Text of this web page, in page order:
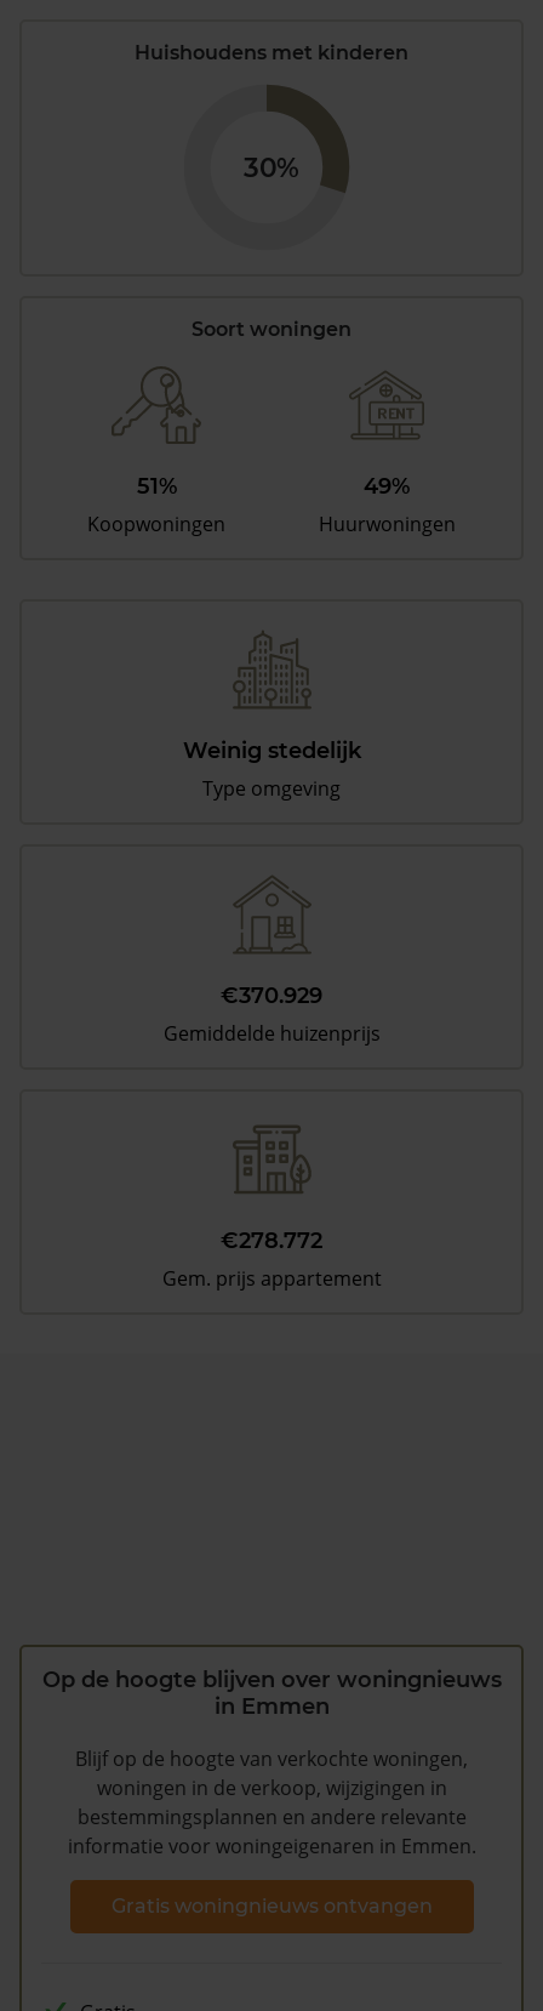
Huishoudens met kinderen
30%
Soort woningen
51%
Koopwoningen
49%
Huurwoningen
Weinig stedelijk
Type omgeving
€370.929
Gemiddelde huizenprijs
€278.772
Gem. prijs appartement
Op de hoogte blijven over woningnieuws
in Emmen
Blijf op de hoogte van verkochte woningen,
woningen in de verkoop, wijzigingen in
bestemmingsplannen en andere relevante
informatie voor woningeigenaren in Emmen.
Gratis woningnieuws ontvangen